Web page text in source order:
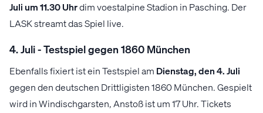
Juli um 11.30 Uhrdim voestalpine Stadion in Pasching. Der
LASK streamt das Spiel live.
4. Juli - Testspiel gegen 1860 München
Ebenfalls fixiert ist ein Testspiel am Dienstag, den 4. Juli
gegen den deutschen Drittligisten 1860 München. Gespielt
wird in Windischgarsten, Anstoß ist um 17 Uhr. Tickets